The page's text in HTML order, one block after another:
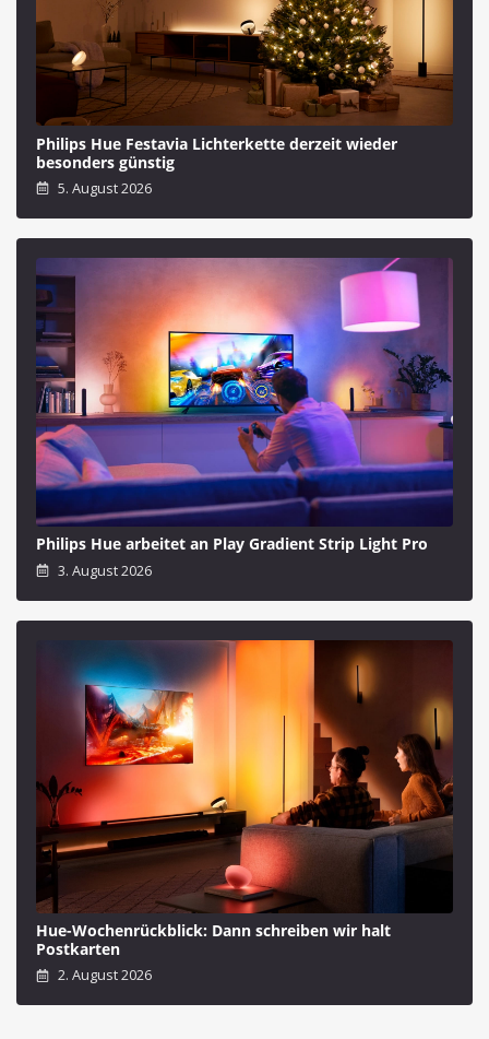
Philips Hue Festavia Lichterkette derzeit wieder
besonders günstig
5. August 2026
Philips Hue arbeitet an Play Gradient Strip Light Pro
3. August 2026
Hue-Wochenrückblick: Dann schreiben wir halt
Postkarten
2. August 2026